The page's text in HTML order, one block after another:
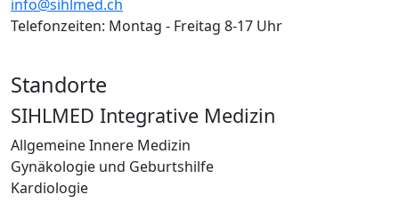
info@sihlmed.ch
Telefonzeiten: Montag - Freitag 8-17 Uhr
Standorte
SIHLMED Integrative Medizin
Allgemeine Innere Medizin
Gynäkologie und Geburtshilfe
Kardiologie